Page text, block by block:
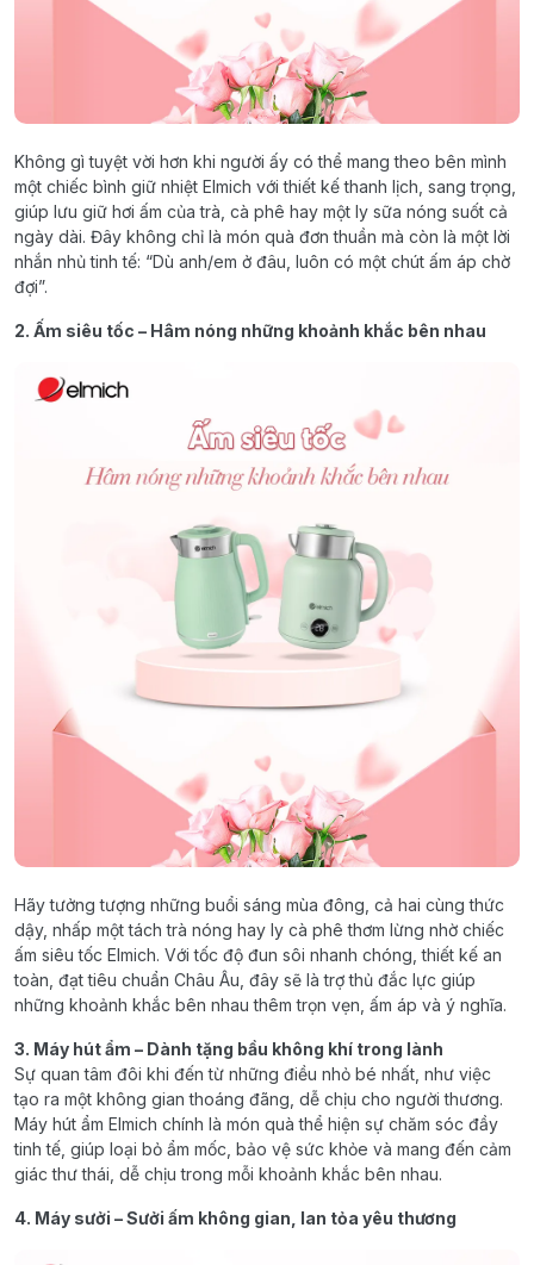
Không gì tuyệt vời hơn khi người ấy có thể mang theo bên mình
một chiếc bình giữ nhiệt Elmich với thiết kế thanh lịch, sang trọng,
giúp lưu giữ hơi ấm của trà, cà phê hay một ly sữa nóng suốt cả
ngày dài. Đây không chỉ là món quà đơn thuần mà còn là một lời
nhắn nhủ tinh tế: “Dù anh/em ở đâu, luôn có một chút ấm áp chờ
đợi”.
2. Ấm siêu tốc – Hâm nóng những khoảnh khắc bên nhau
Hãy tưởng tượng những buổi sáng mùa đông, cả hai cùng thức
dậy, nhấp một tách trà nóng hay ly cà phê thơm lừng nhờ chiếc
ấm siêu tốc Elmich. Với tốc độ đun sôi nhanh chóng, thiết kế an
toàn, đạt tiêu chuẩn Châu Âu, đây sẽ là trợ thủ đắc lực giúp
những khoảnh khắc bên nhau thêm trọn vẹn, ấm áp và ý nghĩa.
3. Máy hút ẩm – Dành tặng bầu không khí trong lành
Sự quan tâm đôi khi đến từ những điều nhỏ bé nhất, như việc
tạo ra một không gian thoáng đãng, dễ chịu cho người thương.
Máy hút ẩm Elmich chính là món quà thể hiện sự chăm sóc đầy
tinh tế, giúp loại bỏ ẩm mốc, bảo vệ sức khỏe và mang đến cảm
giác thư thái, dễ chịu trong mỗi khoảnh khắc bên nhau.
4. Máy sưởi – Sưởi ấm không gian, lan tỏa yêu thương